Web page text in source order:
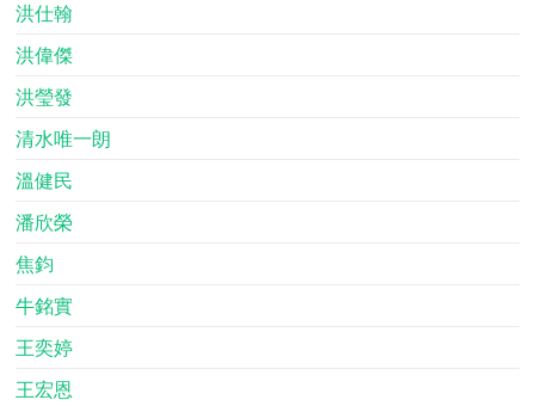
洪仕翰
洪偉傑
洪瑩發
清水唯一朗
溫健民
潘欣榮
焦鈞
牛銘實
王奕婷
王宏恩